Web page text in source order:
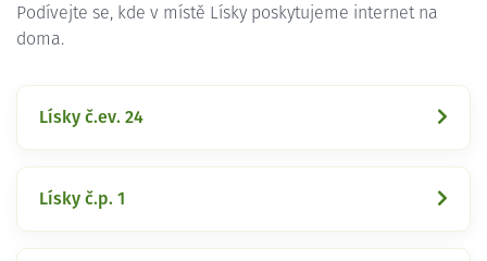
Podívejte se, kde v místě Lísky poskytujeme internet na
doma.
Lísky č.ev. 24
Lísky č.p. 1